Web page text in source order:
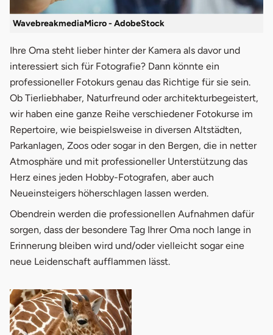
WavebreakmediaMicro - AdobeStock
Ihre Oma steht lieber hinter der Kamera als davor und
interessiert sich für Fotografie? Dann könnte ein
professioneller Fotokurs genau das Richtige für sie sein.
Ob Tierliebhaber, Naturfreund oder architekturbegeistert,
wir haben eine ganze Reihe verschiedener Fotokurse im
Repertoire, wie beispielsweise in diversen Altstädten,
Parkanlagen, Zoos oder sogar in den Bergen, die in netter
Atmosphäre und mit professioneller Unterstützung das
Herz eines jeden Hobby-Fotografen, aber auch
Neueinsteigers höherschlagen lassen werden.
Obendrein werden die professionellen Aufnahmen dafür
sorgen, dass der besondere Tag Ihrer Oma noch lange in
Erinnerung bleiben wird und/oder vielleicht sogar eine
neue Leidenschaft aufflammen lässt.